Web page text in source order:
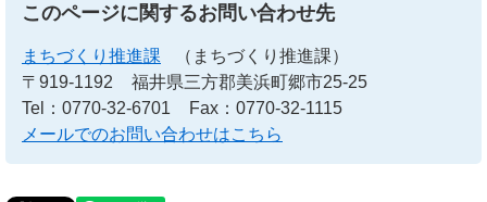
このページに関するお問い合わせ先
まちづくり推進課
（まちづくり推進課）
〒919-1192
福井県三方郡美浜町郷市25-25
Tel：0770-32-6701
Fax：0770-32-1115
メールでのお問い合わせはこちら